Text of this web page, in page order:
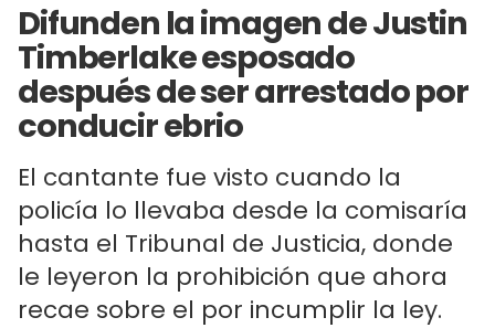
Difunden la imagen de Justin
Timberlake esposado
después de ser arrestado por
conducir ebrio
El cantante fue visto cuando la
policía lo llevaba desde la comisaría
hasta el Tribunal de Justicia, donde
le leyeron la prohibición que ahora
recae sobre el por incumplir la ley.